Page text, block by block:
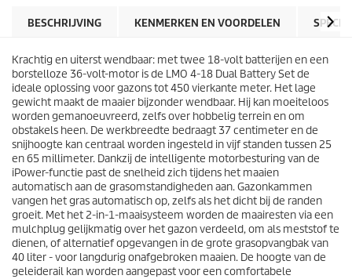
s
n
.
1
2
b
e
o
o
r
d
e
l
i
n
g
e
BESCHRIJVING KENMERKEN EN VOORDELEN
Krachtig en uiterst wendbaar: met twee 18-volt batterijen en een
borstelloze 36-volt-motor is de LMO 4-18 Dual Battery Set de
ideale oplossing voor gazons tot 450 vierkante meter. Het lage
gewicht maakt de maaier bijzonder wendbaar. Hij kan moeiteloos
worden gemanoeuvreerd, zelfs over hobbelig terrein en om
obstakels heen. De werkbreedte bedraagt ​​37 centimeter en de
snijhoogte kan centraal worden ingesteld in vijf standen tussen 25
en 65 millimeter. Dankzij de intelligente motorbesturing van de
iPower-functie past de snelheid zich tijdens het maaien
automatisch aan de grasomstandigheden aan. Gazonkammen
vangen het gras automatisch op, zelfs als het dicht bij de randen
groeit. Met het 2-in-1-maaisysteem worden de maairesten via een
mulchplug gelijkmatig over het gazon verdeeld, om als meststof te
dienen, of alternatief opgevangen in de grote grasopvangbak van
40 liter - voor langdurig onafgebroken maaien. De hoogte van de
geleiderail kan worden aangepast voor een comfortabele